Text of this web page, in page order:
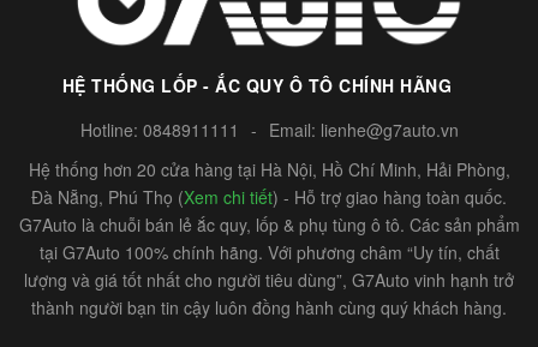
HỆ THỐNG LỐP - ẮC QUY Ô TÔ CHÍNH HÃNG
Hotline: 0848911111 - Email: lienhe@g7auto.vn
Hệ thống hơn 20 cửa hàng tại Hà Nội, Hồ Chí Minh, Hải Phòng,
Đà Nẵng, Phú Thọ (Xem chi tiết) - Hỗ trợ giao hàng toàn quốc.
G7Auto là chuỗi bán lẻ ắc quy, lốp & phụ tùng ô tô. Các sản phẩm
tại G7Auto 100% chính hãng. Với phương châm “Uy tín, chất
lượng và giá tốt nhất cho người tiêu dùng”, G7Auto vinh hạnh trở
thành người bạn tin cậy luôn đồng hành cùng quý khách hàng.